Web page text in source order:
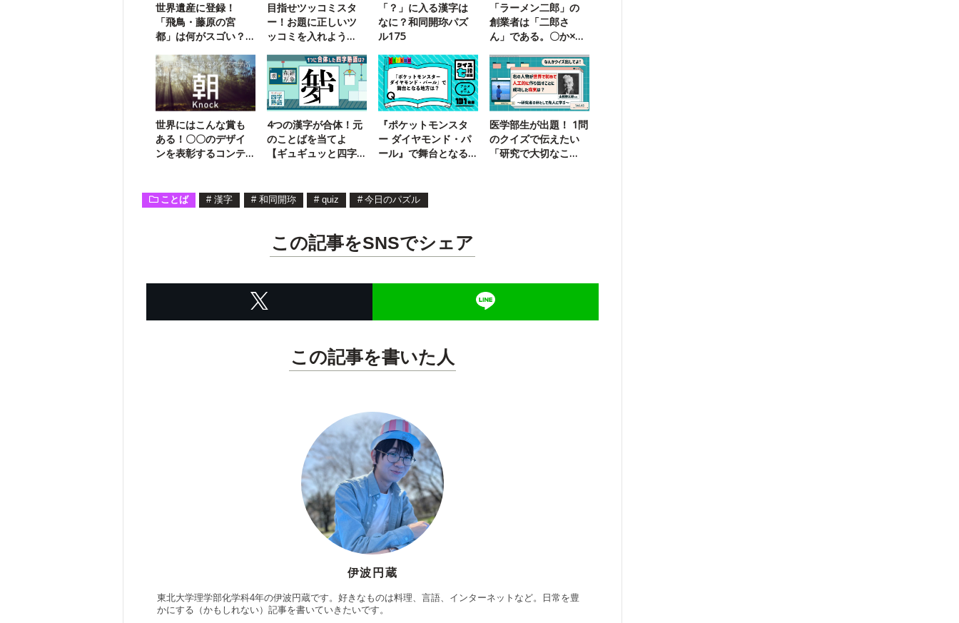
世界遺産に登録！
「飛鳥・藤原の宮
都」は何がスゴい？
目指せツッコミスタ
ー！お題に正しいツ
ッコミを入れよう
「？」に入る漢字は
なに？和同開珎パズ
ル175
「ラーメン二郎」の
創業者は「二郎さ
ん」である。〇か×
世界にはこんな賞も
ある！〇〇のデザイ
ンを表彰するコンテ
4つの漢字が合体！元
のことばを当てよ
【ギュギュッと四字
『ポケットモンスタ
ー ダイヤモンド・パ
ール』で舞台となる
医学部生が出題！ 1問
のクイズで伝えたい
「研究で大切なこ
ことば # 漢字 # 和同開珎 # quiz # 今日のパズル
この記事をSNSでシェア
この記事を書いた人
伊波円蔵
東北大学理学部化学科4年の伊波円蔵です。好きなものは料理、言語、インターネットなど。日常を豊
かにする（かもしれない）記事を書いていきたいです。